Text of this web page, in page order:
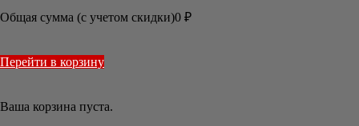
2024
АПРЕЛЬ
АВГУСТ
Общая сумма (с учетом скидки)0 ₽
Перейти в корзину
Ваша корзина пуста.